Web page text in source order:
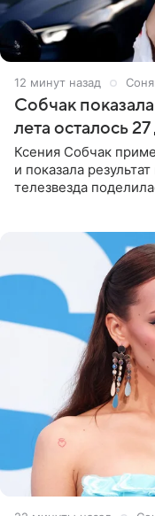
12 минут назад
Собчак
лета осталось
Ксения Собчак
и показала
телезвезда